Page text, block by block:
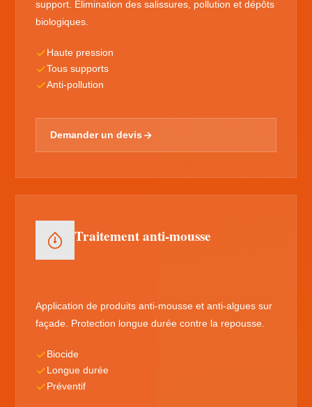
support. Élimination des salissures, pollution et dépôts
biologiques.
Haute pression
Tous supports
Anti-pollution
Demander un devis
Traitement anti-mousse
Application de produits anti-mousse et anti-algues sur
façade. Protection longue durée contre la repousse.
Biocide
Longue durée
Préventif